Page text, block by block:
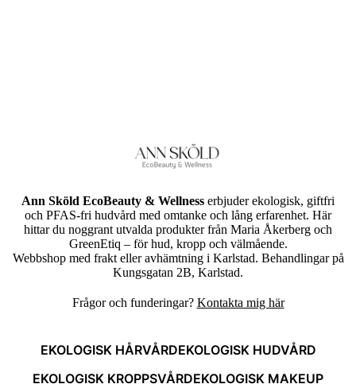
Ann Sköld EcoBeauty & Wellness erbjuder ekologisk, giftfri
och PFAS-fri hudvård med omtanke och lång erfarenhet. Här
hittar du noggrant utvalda produkter från Maria Åkerberg och
GreenEtiq – för hud, kropp och välmående.
Webbshop med frakt eller avhämtning i Karlstad. Behandlingar på
Kungsgatan 2B, Karlstad.
Frågor och funderingar? Kontakta mig här
EKOLOGISK HÅRVÅRDEKOLOGISK HUDVÅRD
EKOLOGISK KROPPSVÅRDEKOLOGISK MAKEUP